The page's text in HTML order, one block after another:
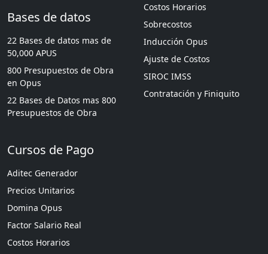
Bases de datos
22 Bases de datos mas de
50,000 APUS
800 Presupuestos de Obra
en Opus
22 Bases de Datos mas 800
Presupuestos de Obra
Costos Horarios
Sobrecostos
Inducción Opus
Ajuste de Costos
SIROC IMSS
Contratación y Finiquito
Cursos de Pago
Aditec Generador
Precios Unitarios
Domina Opus
Factor Salario Real
Costos Horarios